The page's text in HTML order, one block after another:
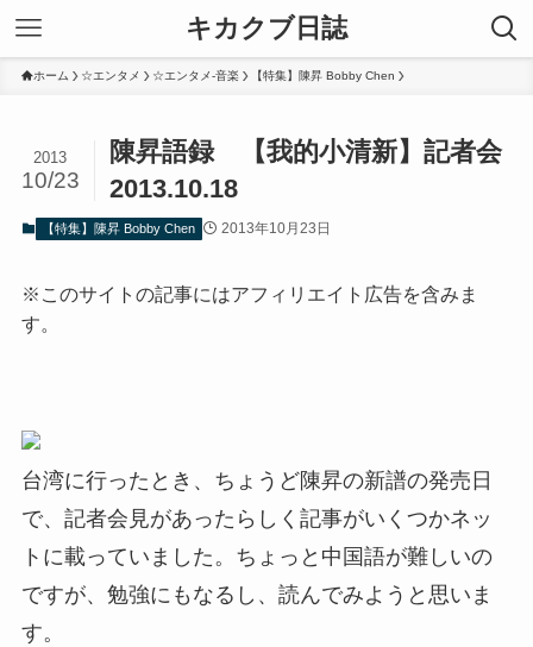
キカクブ日誌
ホーム ☆エンタメ ☆エンタメ-音楽 【特集】陳昇 Bobby Chen
陳昇語録 【我的小清新】記者会
2013.10.18
2013
10/23
【特集】陳昇 Bobby Chen 2013年10月23日
※このサイトの記事にはアフィリエイト広告を含みま
す。
台湾に行ったとき、ちょうど陳昇の新譜の発売日
で、記者会見があったらしく記事がいくつかネッ
トに載っていました。ちょっと中国語が難しいの
ですが、勉強にもなるし、読んでみようと思いま
す。